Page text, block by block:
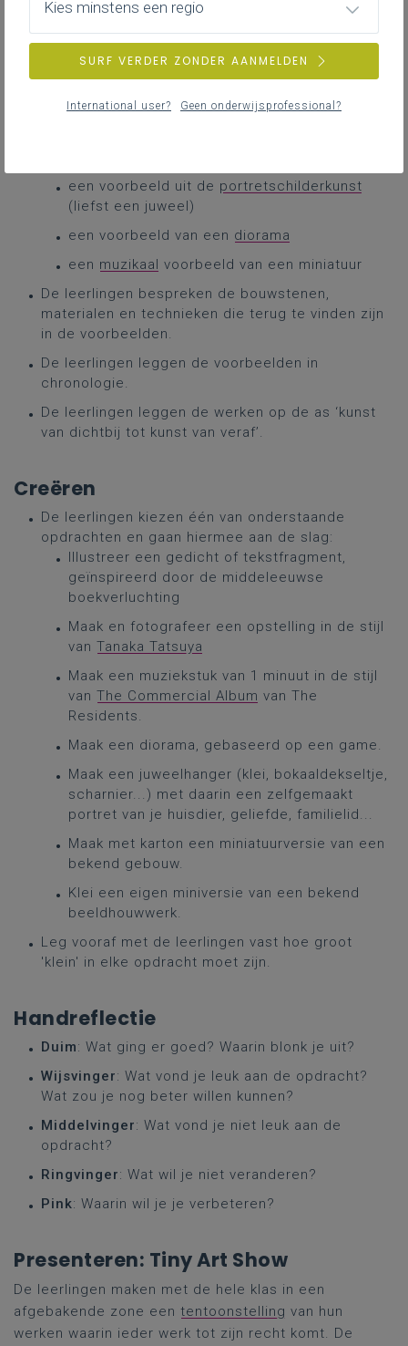
Gekoppelde leerplannen
Beschouwen
De leraar projecteert vier kunstwerken en
een voorbeeld uit de portretschilderkunst
(liefst een juweel)
een voorbeeld van een diorama
een muzikaal voorbeeld van een miniatuur
De leerlingen bespreken de bouwstenen,
materialen en technieken die terug te vinden zijn
in de voorbeelden.
De leerlingen leggen de voorbeelden in
chronologie.
De leerlingen leggen de werken op de as ‘kunst
van dichtbij tot kunst van veraf’.
Creëren
De leerlingen kiezen één van onderstaande
opdrachten en gaan hiermee aan de slag:
Illustreer een gedicht of tekstfragment,
geïnspireerd door de middeleeuwse
boekverluchting
Maak en fotografeer een opstelling in de stijl
van Tanaka Tatsuya
Maak een muziekstuk van 1 minuut in de stijl
van The Commercial Album van The
Residents.
Maak een diorama, gebaseerd op een game.
Maak een juweelhanger (klei, bokaaldekseltje,
scharnier...) met daarin een zelfgemaakt
portret van je huisdier, geliefde, familielid...
Maak met karton een miniatuurversie van een
bekend gebouw.
Klei een eigen miniversie van een bekend
beeldhouwwerk.
Leg vooraf met de leerlingen vast hoe groot
'klein' in elke opdracht moet zijn.
Handreflectie
Duim: Wat ging er goed? Waarin blonk je uit?
Wijsvinger: Wat vond je leuk aan de opdracht?
Wat zou je nog beter willen kunnen?
Middelvinger: Wat vond je niet leuk aan de
opdracht?
Ringvinger: Wat wil je niet veranderen?
Pink: Waarin wil je je verbeteren?
Presenteren: Tiny Art Show
De leerlingen maken met de hele klas in een
afgebakende zone een tentoonstelling van hun
werken waarin ieder werk tot zijn recht komt. De
Kies minstens een regio
SURF VERDER ZONDER AANMELDEN
International user? Geen onderwijsprofessional?